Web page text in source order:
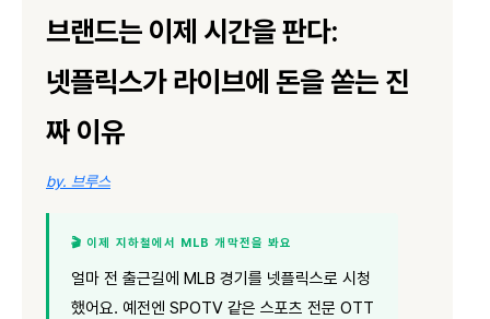
브랜드는 이제 시간을 판다:
넷플릭스가 라이브에 돈을 쏟는 진
짜 이유
by. 브루스
🎬 이제 지하철에서 MLB 개막전을 봐요
얼마 전 출근길에 MLB 경기를 넷플릭스로 시청
했어요. 예전엔 SPOTV 같은 스포츠 전문 OTT